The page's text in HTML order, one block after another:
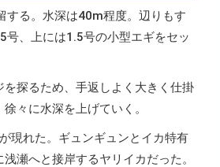
する。水深は40m程度。辺りもす
号、上には1.5号の小型エギをセッ
探るため、手返しよく大きく仕掛
々に水深を上げていく。
現れた。ギュンギュンとイカ特有
瀬へと接岸するヤリイカだった。